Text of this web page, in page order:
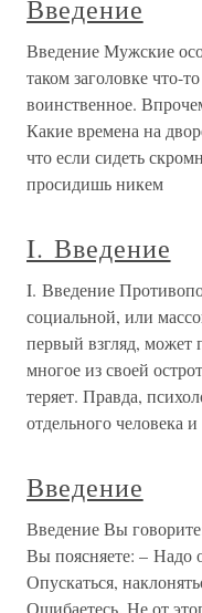
Введение
Введение Мужские
таком заголовке что-
воинственное.
Какие времена на
что если сидеть
просидишь никем
I. Введение
I. Введение
социальной, или
первый взгляд, может
многое из своей
теряет. Правда,
отдельного человека и
Введение
Введение Вы
Вы поясняете: – Надо
Опускаться,